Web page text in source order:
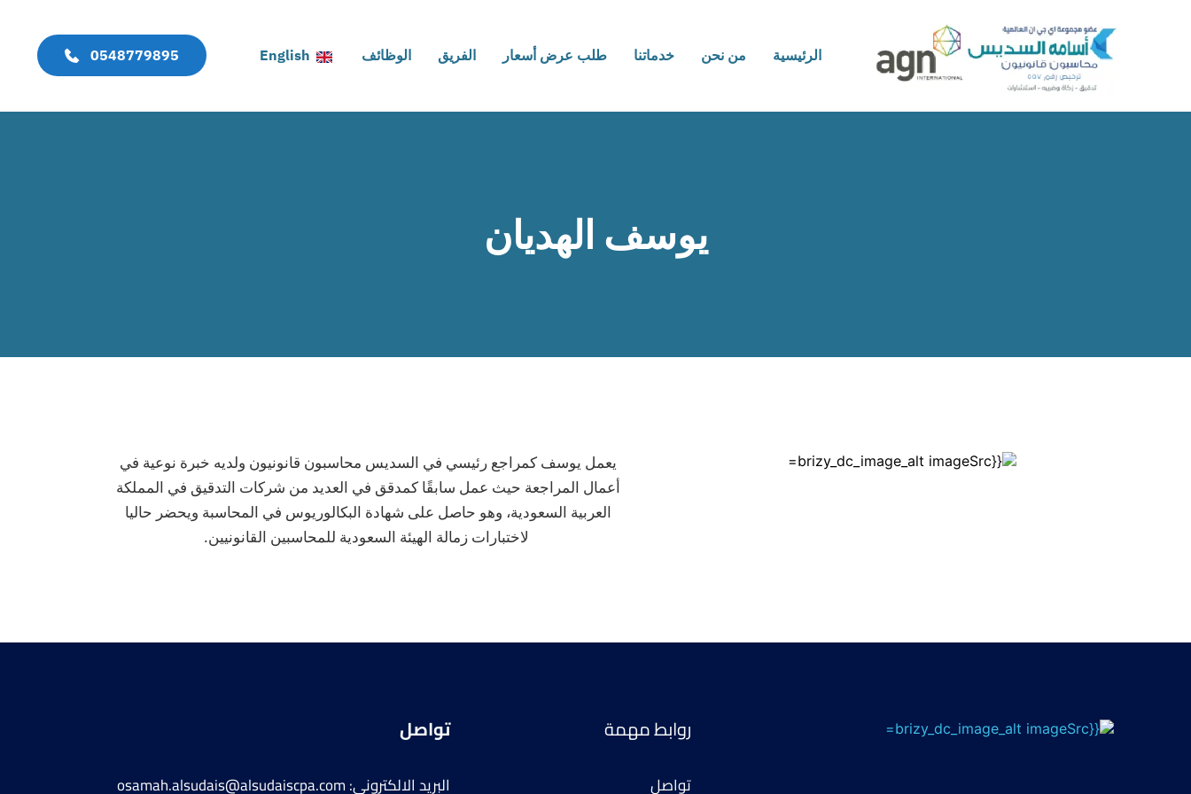
الرئيسية من نحن خدماتنا طلب عرض أسعار الفريق الوظائف English
0548779895
يوسف الهديان
لاختبارات زمالة الهيئة السعودية للمحاسبين القانونيين.
روابط مهمة
تواصل
تواصل
البريد الالكتروني: osamah.alsudais@alsudaiscpa.com